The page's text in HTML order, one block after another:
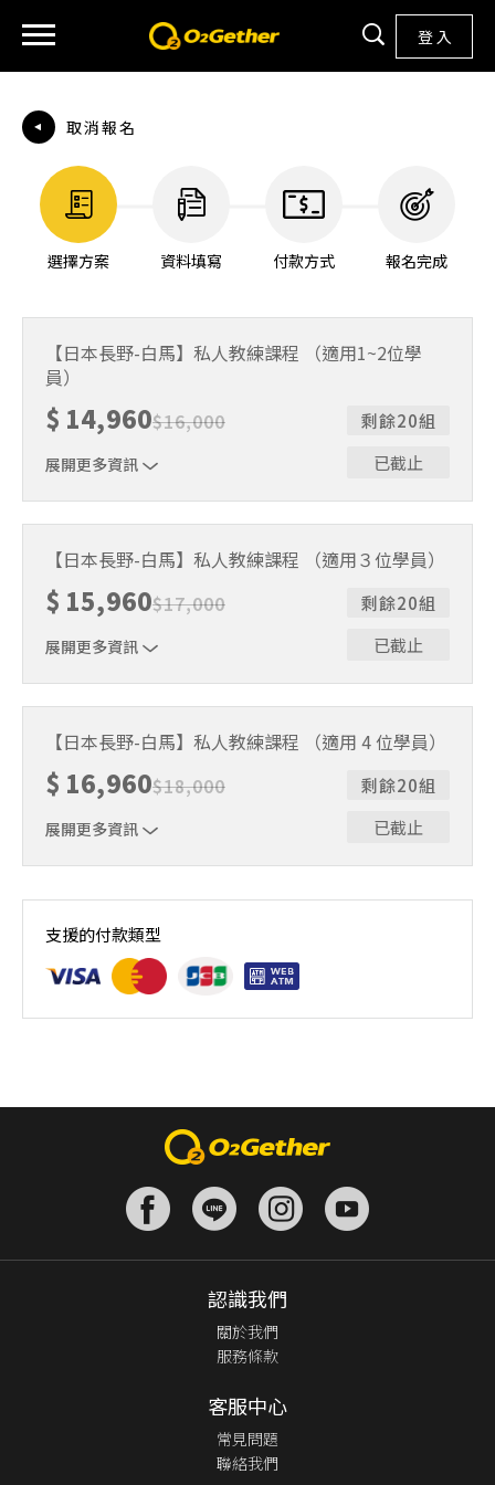
登 入
取消報名
選擇方案 資料填寫 付款方式 報名完成
【日本長野-白馬】私人教練課程 （適用1~2位學
員）
$ 14,960$16,000
展開更多資訊
剩餘20組
已截止
【日本長野-白馬】私人教練課程 （適用３位學員）
$ 15,960$17,000
展開更多資訊
剩餘20組
已截止
【日本長野-白馬】私人教練課程 （適用 4 位學員）
$ 16,960$18,000
展開更多資訊
剩餘20組
已截止
5+1 小時滑雪私人教練課程 （適用４位學員）
支援的付款類型
認識我們
關於我們
服務條款
客服中心
常見問題
聯絡我們